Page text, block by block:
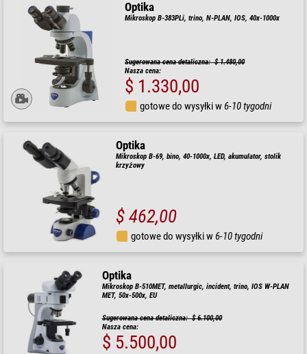
Optika
Mikroskop B-383PLi, trino, N-PLAN, IOS, 40x-1000x
Sugerowana cena detaliczna: $ 1.480,00
Nasza cena:
$ 1.330,00
gotowe do wysyłki w6-10 tygodni
Optika
Mikroskop B-69, bino, 40-1000x, LED, akumulator, stolik
krzyżowy
$ 462,00
gotowe do wysyłki w6-10 tygodni
Optika
Mikroskop B-510MET, metallurgic, incident, trino, IOS W-PLAN
MET, 50x-500x, EU
Sugerowana cena detaliczna: $ 6.100,00
Nasza cena:
$ 5.500,00